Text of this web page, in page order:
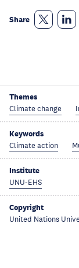
Share
Themes
Climate change
Keywords
Climate action
Institute
UNU-EHS
Copyright
United Nations